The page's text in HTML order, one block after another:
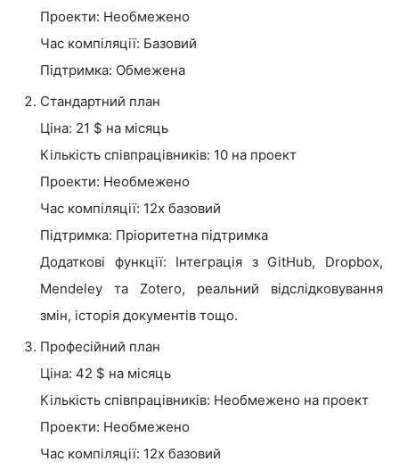
Проекти: Необмежено
Час компіляції: Базовий
Підтримка: Обмежена
Стандартний план
Ціна: 21 $ на місяць
Кількість співпрацівників: 10 на проект
Проекти: Необмежено
Час компіляції: 12x базовий
Підтримка: Пріоритетна підтримка
Додаткові функції: Інтеграція з GitHub, Dropbox,
Mendeley та Zotero, реальний відслідковування
змін, історія документів тощо.
Професійний план
Ціна: 42 $ на місяць
Кількість співпрацівників: Необмежено на проект
Проекти: Необмежено
Час компіляції: 12x базовий